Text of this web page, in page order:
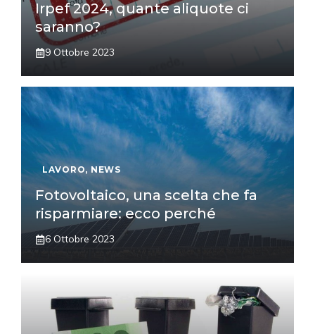
Irpef 2024, quante aliquote ci
saranno?
9 Ottobre 2023
LAVORO, NEWS
Fotovoltaico, una scelta che fa
risparmiare: ecco perché
6 Ottobre 2023